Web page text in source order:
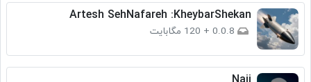
Artesh SehNafareh :KheybarShekan
0.0.8
+ 120 مگابایت